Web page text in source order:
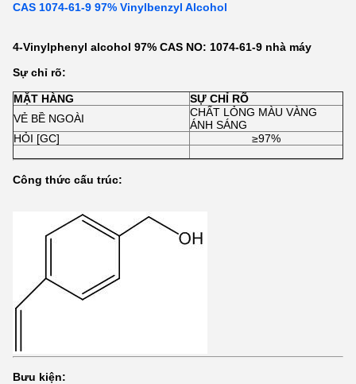
CAS 1074-61-9 97% Vinylbenzyl Alcohol
4-Vinylphenyl alcohol 97% CAS NO: 1074-61-9 nhà máy
Sự chỉ rõ:
MẶT HÀNG
SỰ CHỈ RÕ
VẺ BỀ NGOÀI
CHẤT LỎNG MÀU VÀNG
ÁNH SÁNG
HỎI [GC]
≥97%
Công thức cấu trúc:
Bưu kiện: